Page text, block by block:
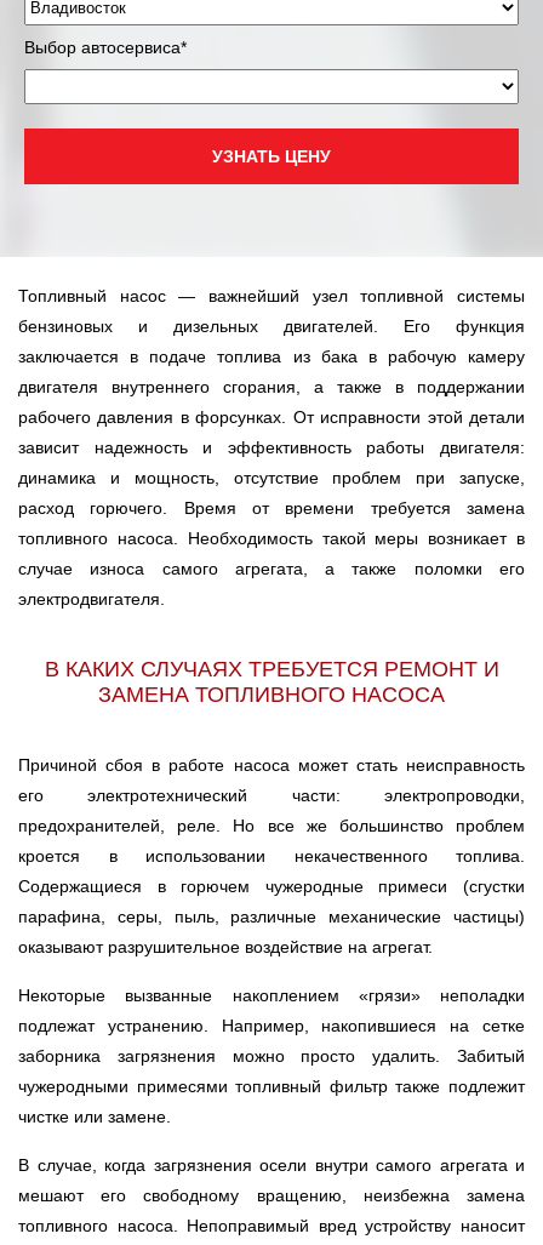
Выбор автосервиса*
УЗНАТЬ ЦЕНУ
Топливный насос — важнейший узел топливной системы
бензиновых и дизельных двигателей. Его функция
заключается в подаче топлива из бака в рабочую камеру
двигателя внутреннего сгорания, а также в поддержании
рабочего давления в форсунках. От исправности этой детали
зависит надежность и эффективность работы двигателя:
динамика и мощность, отсутствие проблем при запуске,
расход горючего. Время от времени требуется замена
топливного насоса. Необходимость такой меры возникает в
случае износа самого агрегата, а также поломки его
электродвигателя.
В КАКИХ СЛУЧАЯХ ТРЕБУЕТСЯ РЕМОНТ И
ЗАМЕНА ТОПЛИВНОГО НАСОСА
Причиной сбоя в работе насоса может стать неисправность
его электротехнический части: электропроводки,
предохранителей, реле. Но все же большинство проблем
кроется в использовании некачественного топлива.
Содержащиеся в горючем чужеродные примеси (сгустки
парафина, серы, пыль, различные механические частицы)
оказывают разрушительное воздействие на агрегат.
Некоторые вызванные накоплением «грязи» неполадки
подлежат устранению. Например, накопившиеся на сетке
заборника загрязнения можно просто удалить. Забитый
чужеродными примесями топливный фильтр также подлежит
чистке или замене.
В случае, когда загрязнения осели внутри самого агрегата и
мешают его свободному вращению, неизбежна замена
топливного насоса. Непоправимый вред устройству наносит